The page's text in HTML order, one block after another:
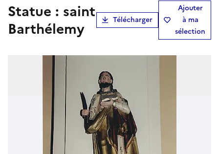
statue : saint
Barthélemy
Télécharger
Ajouter
à ma
sélection